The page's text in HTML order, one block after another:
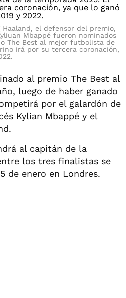
el defensor del premio,
Mbappé fueron nominados
The Best al mejor futbolista de
irá por su tercera coronación,
al premio The Best al
luego de haber ganado
por el galardón de
Kylian Mbappé y el
al capitán de la
los tres finalistas se
de enero en Londres.